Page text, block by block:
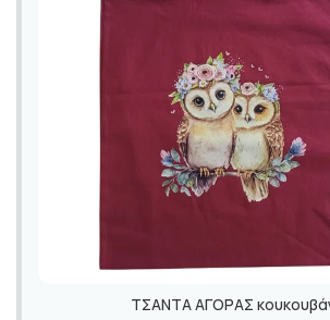
ΤΣΑΝΤΑ ΑΓΟΡΑΣ